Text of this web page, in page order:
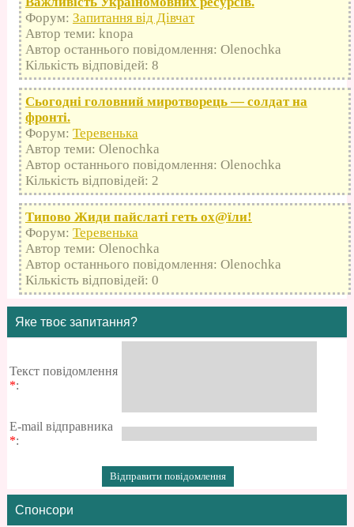
Форум: Запитання від Дівчат
Автор теми: knopa
Автор останнього повідомлення: Olenochka
Кількість відповідей: 8
Сьогодні головний миротворець — солдат на
фронті.
Форум: Теревенька
Автор теми: Olenochka
Автор останнього повідомлення: Olenochka
Кількість відповідей: 2
Типово Жиди пайслаті геть оx@їли!
Форум: Теревенька
Автор теми: Olenochka
Автор останнього повідомлення: Olenochka
Кількість відповідей: 0
Яке твоє запитання?
Текст повідомлення
*:
E-mail відправника
*:
Спонсори